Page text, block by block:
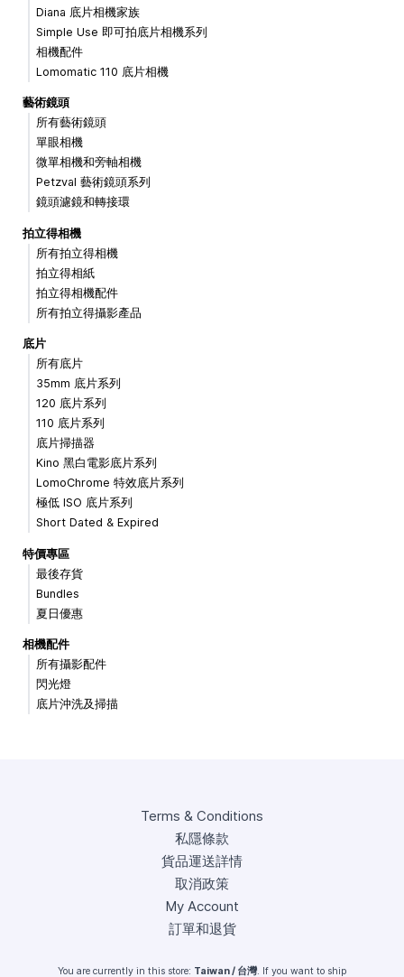
Diana 底片相機家族
Simple Use 即可拍底片相機系列
相機配件
Lomomatic 110 底片相機
藝術鏡頭
所有藝術鏡頭
單眼相機
微單相機和旁軸相機
Petzval 藝術鏡頭系列
鏡頭濾鏡和轉接環
拍立得相機
所有拍立得相機
拍立得相紙
拍立得相機配件
所有拍立得攝影產品
底片
所有底片
35mm 底片系列
120 底片系列
110 底片系列
底片掃描器
Kino 黑白電影底片系列
LomoChrome 特效底片系列
極低 ISO 底片系列
Short Dated & Expired
特價專區
最後存貨
Bundles
夏日優惠
相機配件
所有攝影配件
閃光燈
底片沖洗及掃描
Terms & Conditions
私隱條款
貨品運送詳情
取消政策
My Account
訂單和退貨
You are currently in this store: Taiwan / 台灣. If you want to ship